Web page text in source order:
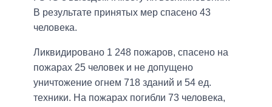
В результате принятых мер спасено 43
человека.
Ликвидировано 1 248 пожаров, спасено на
пожарах 25 человек и не допущено
уничтожение огнем 718 зданий и 54 ед.
техники. На пожарах погибли 73 человека,